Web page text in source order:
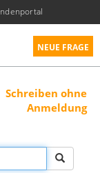
NEUE FRAGE
Schreiben ohne
Anmeldung